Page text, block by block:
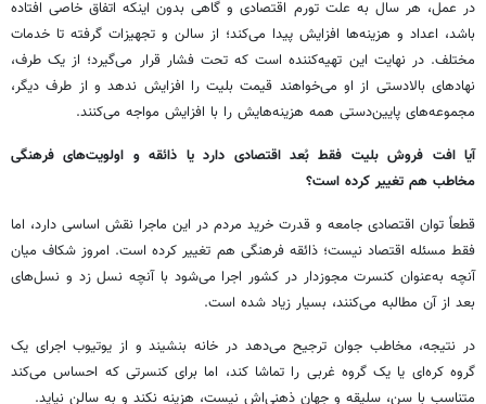
در عمل، هر سال به علت تورم اقتصادی و گاهی بدون اینکه اتفاق خاصی افتاده
باشد، اعداد و هزینه‌ها افزایش پیدا می‌کند؛ از سالن و تجهیزات گرفته تا خدمات
مختلف. در نهایت این تهیه‌کننده است که تحت فشار قرار می‌گیرد؛ از یک طرف،
نهادهای بالادستی از او می‌خواهند قیمت بلیت را افزایش ندهد و از طرف دیگر،
مجموعه‌های پایین‌دستی همه هزینه‌هایش را با افزایش مواجه می‌کنند.
آیا افت فروش بلیت فقط بُعد اقتصادی دارد یا ذائقه و اولویت‌های فرهنگی
مخاطب هم تغییر کرده است؟
قطعاً توان اقتصادی جامعه و قدرت خرید مردم در این ماجرا نقش اساسی دارد، اما
فقط مسئله اقتصاد نیست؛ ذائقه فرهنگی هم تغییر کرده است. امروز شکاف میان
آنچه به‌عنوان کنسرت مجوزدار در کشور اجرا می‌شود با آنچه نسل زد و نسل‌های
بعد از آن مطالبه می‌کنند، بسیار زیاد شده است.
در نتیجه، مخاطب جوان ترجیح می‌دهد در خانه بنشیند و از یوتیوب اجرای یک
گروه کره‌ای یا یک گروه غربی را تماشا کند، اما برای کنسرتی که احساس می‌کند
متناسب با سن، سلیقه و جهان ذهنی‌اش نیست، هزینه نکند و به سالن نیاید.